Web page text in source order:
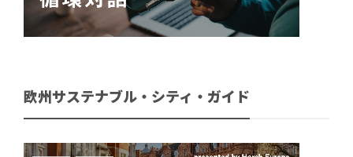
欧州サステナブル・シティ・ガイド